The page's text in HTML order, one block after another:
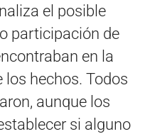
el posible
participación de
en la
hechos. Todos
aunque los
si alguno